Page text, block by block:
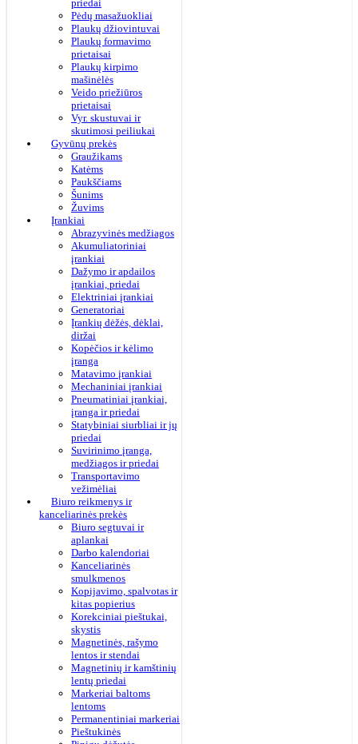
priedai
Pėdų masažuokliai
Plaukų džiovintuvai
Plaukų formavimo
prietaisai
Plaukų kirpimo
mašinėlės
Veido priežiūros
prietaisai
Vyr. skustuvai ir
skutimosi peiliukai
Gyvūnų prekės
Graužikams
Katėms
Paukščiams
Šunims
Žuvims
Įrankiai
Abrazyvinės medžiagos
Akumuliatoriniai
įrankiai
Dažymo ir apdailos
įrankiai, priedai
Elektriniai įrankiai
Generatoriai
Įrankių dėžės, dėklai,
diržai
Kopėčios ir kėlimo
įranga
Matavimo įrankiai
Mechaniniai įrankiai
Pneumatiniai įrankiai,
įranga ir priedai
Statybiniai siurbliai ir jų
priedai
Suvirinimo įranga,
medžiagos ir priedai
Transportavimo
vežimėliai
Biuro reikmenys ir
kanceliarinės prekės
Biuro segtuvai ir
aplankai
Darbo kalendoriai
Kanceliarinės
smulkmenos
Kopijavimo, spalvotas ir
kitas popierius
Korekciniai pieštukai,
skystis
Magnetinės, rašymo
lentos ir stendai
Magnetinių ir kamštinių
lentų priedai
Markeriai baltoms
lentoms
Permanentiniai markeriai
Pieštukinės